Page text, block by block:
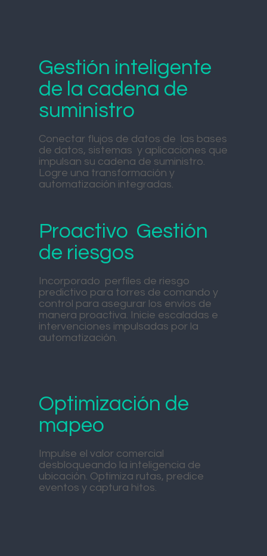
Optimización de
mapeo
Impulse el valor comercial
desbloqueando la inteligencia de
ubicación. Optimiza rutas, predice
eventos y captura hitos.
Proactivo Gestión
de riesgos
Incorporado perfiles de riesgo
predictivo para torres de comando y
control para asegurar los envíos de
manera proactiva. Inicie escaladas e
intervenciones impulsadas por la
automatización.
Gestión inteligente
de la cadena de
suministro
Conectar flujos de datos de las bases
de datos, sistemas y aplicaciones que
impulsan su cadena de suministro.
Logre una transformación y
automatización integradas.